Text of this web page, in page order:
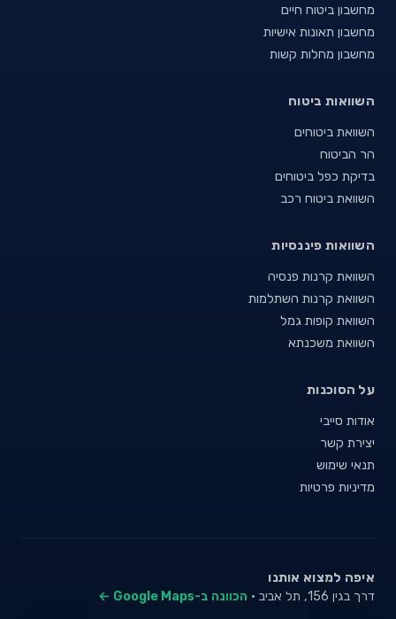
מחשבון ביטוח חיים
מחשבון תאונות אישיות
מחשבון מחלות קשות
השוואות ביטוח
השוואת ביטוחים
הר הביטוח
בדיקת כפל ביטוחים
השוואת ביטוח רכב
השוואות פיננסיות
השוואת קרנות פנסיה
השוואת קרנות השתלמות
השוואת קופות גמל
השוואת משכנתא
על הסוכנות
אודות סייבי
יצירת קשר
תנאי שימוש
מדיניות פרטיות
איפה למצוא אותנו
דרך בגין 156, תל אביב · הכוונה ב-Google Maps ←